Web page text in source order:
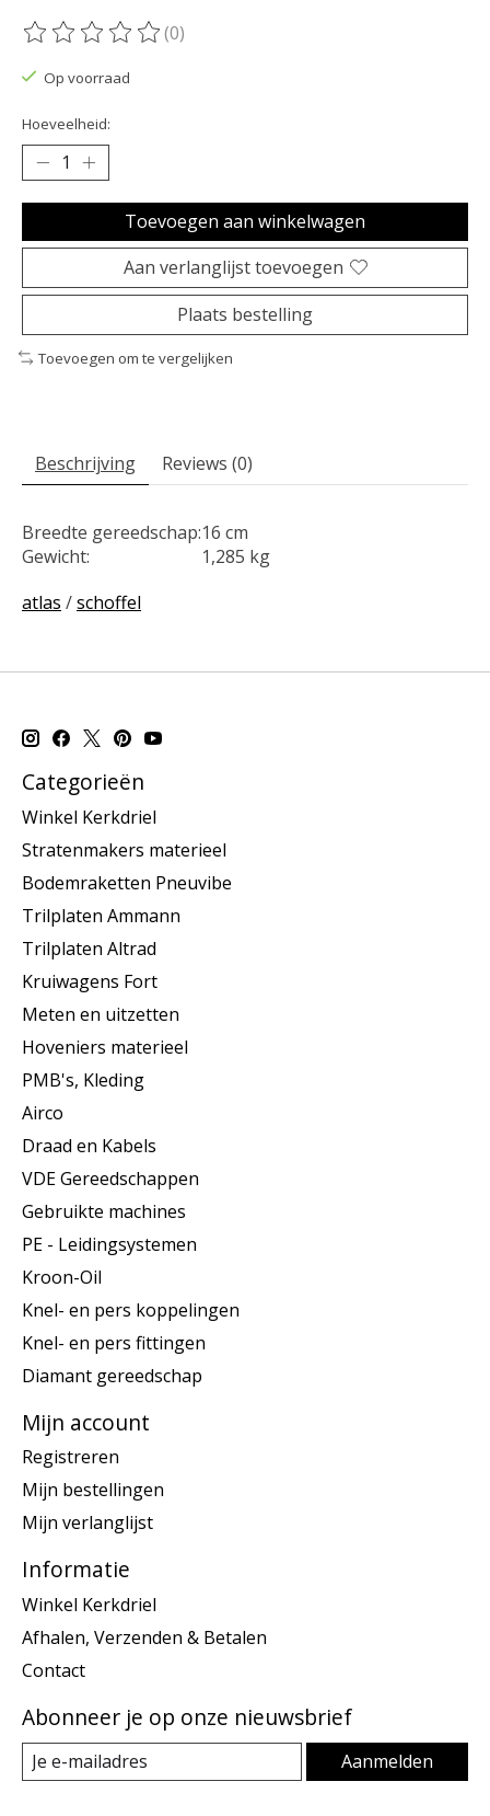
De beoordeling van dit product is
(0)
Op voorraad
Hoeveelheid:
Toevoegen aan winkelwagen
Aan verlanglijst toevoegen
Plaats bestelling
Toevoegen om te vergelijken
Beschrijving Reviews (0)
Breedte gereedschap:16 cm
Gewicht:
1,285 kg
atlas /schoffel
Categorieën
Winkel Kerkdriel
Stratenmakers materieel
Bodemraketten Pneuvibe
Trilplaten Ammann
Trilplaten Altrad
Kruiwagens Fort
Meten en uitzetten
Hoveniers materieel
PMB's, Kleding
Airco
Draad en Kabels
VDE Gereedschappen
Gebruikte machines
PE - Leidingsystemen
Kroon-Oil
Knel- en pers koppelingen
Knel- en pers fittingen
Diamant gereedschap
Mijn account
Registreren
Mijn bestellingen
Mijn verlanglijst
Informatie
Winkel Kerkdriel
Afhalen, Verzenden & Betalen
Contact
Abonneer je op onze nieuwsbrief
Aanmelden